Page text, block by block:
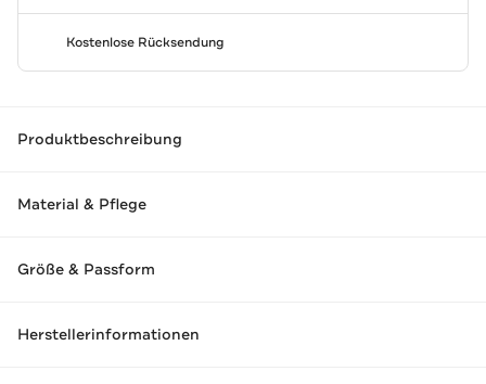
Kostenlose Rücksendung
Produktbeschreibung
Material & Pflege
Größe & Passform
Herstellerinformationen